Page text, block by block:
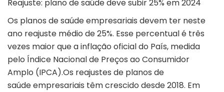
Reajuste: plano de saúde deve subir 25% em 2024
Os planos de saúde empresariais devem ter neste
ano reajuste médio de 25%. Esse percentual é três
vezes maior que a inflação oficial do País, medida
pelo Índice Nacional de Preços ao Consumidor
Amplo (IPCA).Os reajustes de planos de
saúde empresariais têm crescido desde 2018. Em